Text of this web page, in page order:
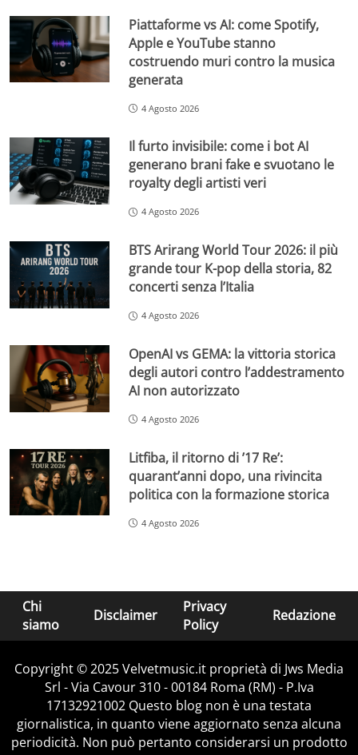
Piattaforme vs AI: come Spotify,
Apple e YouTube stanno
costruendo muri contro la musica
generata
4 Agosto 2026
Il furto invisibile: come i bot AI
generano brani fake e svuotano le
royalty degli artisti veri
4 Agosto 2026
BTS Arirang World Tour 2026: il più
grande tour K-pop della storia, 82
concerti senza l’Italia
4 Agosto 2026
OpenAI vs GEMA: la vittoria storica
degli autori contro l’addestramento
AI non autorizzato
4 Agosto 2026
Litfiba, il ritorno di ’17 Re’:
quarant’anni dopo, una rivincita
politica con la formazione storica
4 Agosto 2026
Chi
siamo
Disclaimer
Privacy
Policy
Redazione
Copyright © 2025 Velvetmusic.it proprietà di Jws Media
Srl - Via Cavour 310 - 00184 Roma (RM) - P.Iva
17132921002 Questo blog non è una testata
giornalistica, in quanto viene aggiornato senza alcuna
periodicità. Non può pertanto considerarsi un prodotto